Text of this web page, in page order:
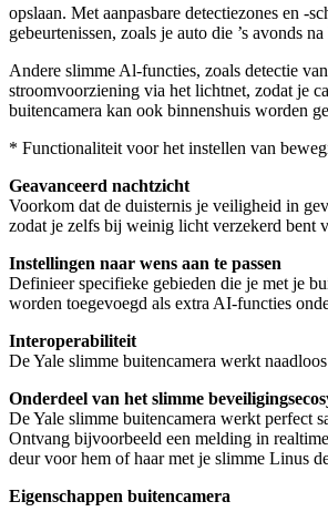
opslaan. Met aanpasbare detectiezones en -
gebeurtenissen, zoals je auto die ’s avonds
Andere slimme Al-functies, zoals detectie
stroomvoorziening via het lichtnet, zodat je
buitencamera kan ook binnenshuis worden
* Functionaliteit voor het instellen van
Geavanceerd nachtzicht
Voorkom dat de duisternis je veiligheid in
zodat je zelfs bij weinig licht verzekerd bent
Instellingen naar wens aan te passen
Definieer specifieke gebieden die je met je
worden toegevoegd als extra AI-functies
Interoperabiliteit
De Yale slimme buitencamera werkt
Onderdeel van het slimme
De Yale slimme buitencamera werkt perfect
Ontvang bijvoorbeeld een melding in
deur voor hem of haar met je slimme Linus
Eigenschappen buitencamera